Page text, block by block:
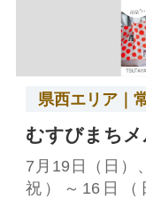
県西エリア｜
むすびまちメ
7月19日（日）
祝）～16日（